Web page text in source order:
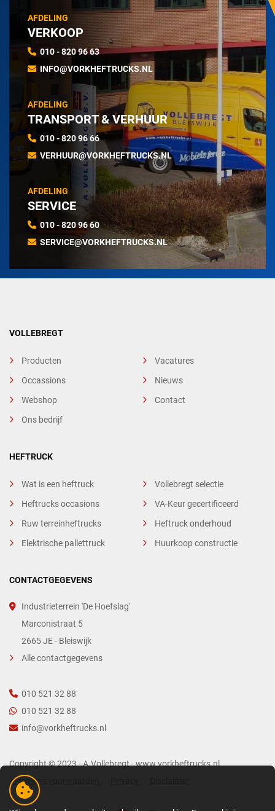
AFDELING
VERKOOP
010 - 820 96 63
INFO@VORKHEFTRUCKS.NL
AFDELING
TRANSPORT & VERHUUR
010 - 820 96 66
VERHUUR@VORKHEFTRUCKS.NL
AFDELING
SERVICE
010 - 820 96 60
SERVICE@VORKHEFTRUCKS.NL
VOLLEBREGT
Producten
Occassions
Webshop
Ons bedrijf
Vacatures
Nieuws
Contact
HEFTRUCK
Wat is een heftruck
Heftrucks occasions
Ruw terreinheftrucks
Elektrische pallettruck
Vollebregt selectie
VA-Keur gecertificeerd
Heftruck onderhoud
Huurkoop constructie
CONTACTGEGEVENS
Industrieterrein 'De Hoefslag'
Marconistraat 5
2665 JE - Bleiswijk
Alle contactgegevens
010 521 32 88
010 521 32 88
info@vorkheftrucks.nl
Copyright © 2023 - A.Vollebregt - www.vorkheftrucks.nl
Algemene voorwaarden